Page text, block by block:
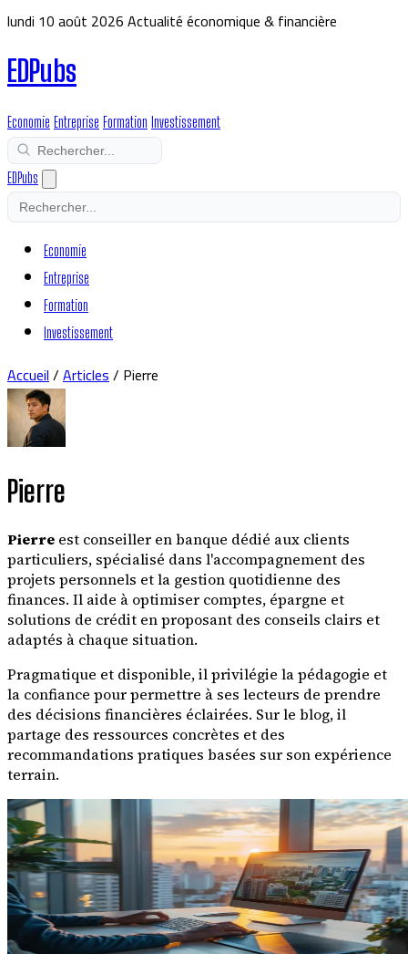
lundi 10 août 2026Actualité économique & financière
EDPubs
Economie Entreprise Formation Investissement
EDPubs
Economie
Entreprise
Formation
Investissement
Accueil/Articles/ Pierre
Pierre
Pierre est conseiller en banque dédié aux clients
particuliers, spécialisé dans l'accompagnement des
projets personnels et la gestion quotidienne des
finances. Il aide à optimiser comptes, épargne et
solutions de crédit en proposant des conseils clairs et
adaptés à chaque situation.
Pragmatique et disponible, il privilégie la pédagogie et
la confiance pour permettre à ses lecteurs de prendre
des décisions financières éclairées. Sur le blog, il
partage des ressources concrètes et des
recommandations pratiques basées sur son expérience
terrain.